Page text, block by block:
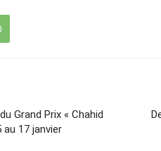
Grand Prix « Chahid
au 17 janvier